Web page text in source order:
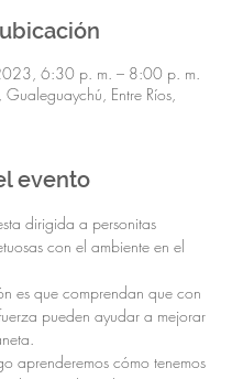
6:30 p. m. – 8:00 p. m.
Entre Ríos,
evento
dirigida a personitas
con el ambiente en el
es que comprendan que con
pueden ayudar a mejorar
aprenderemos cómo tenemos